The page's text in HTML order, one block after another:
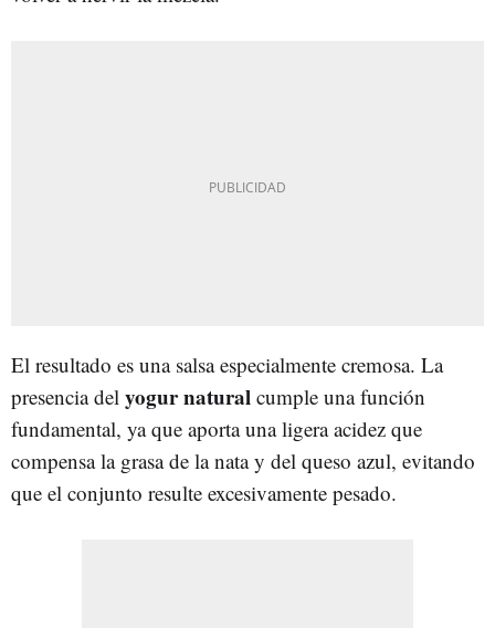
El resultado es una salsa especialmente cremosa. La
presencia del yogur natural cumple una función
fundamental, ya que aporta una ligera acidez que
compensa la grasa de la nata y del queso azul, evitando
que el conjunto resulte excesivamente pesado.